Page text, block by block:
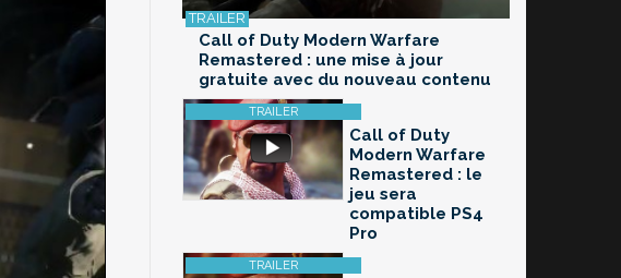
Call of Duty Modern Warfare
Remastered : une mise à jour
gratuite avec du nouveau contenu
Call of Duty
Modern Warfare
Remastered : le
jeu sera
compatible PS4
Pro